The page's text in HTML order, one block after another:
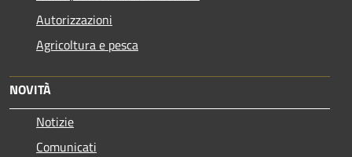
Autorizzazioni
Agricoltura e pesca
NOVITÀ
Notizie
Comunicati